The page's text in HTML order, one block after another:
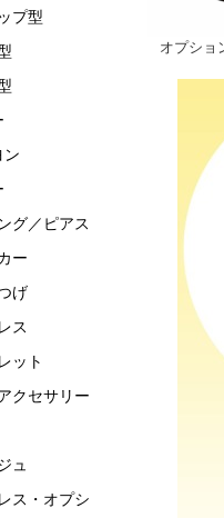
オプショ
プ型
ン
グ／ピアス
ー
げ
ス
ット
クセサリー
ュ
ス・オプシ